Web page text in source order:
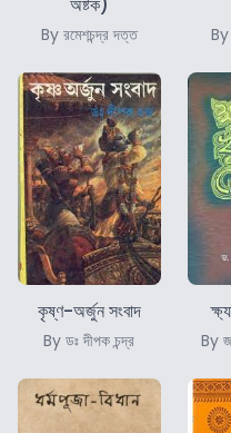
By রমেশচন্দ্র দত্ত By
কৃষ্ণ-অর্জুন সংবাদ
By ডঃ দীপক চন্দ্র By